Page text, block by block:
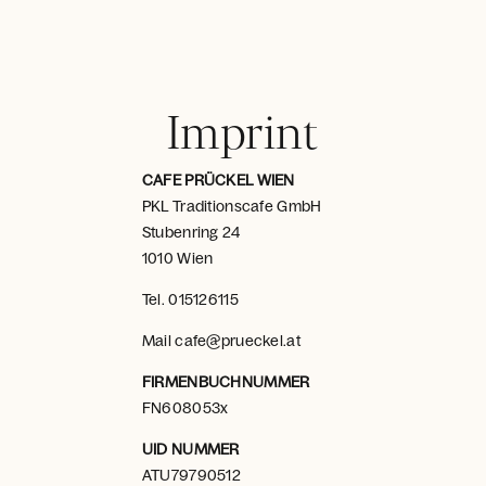
Imprint
CAFE PRÜCKEL WIEN
PKL Traditionscafe GmbH
Stubenring 24
1010 Wien
Tel.015126115
Mailcafe@prueckel.at
FIRMENBUCHNUMMER
FN608053x
UID NUMMER
ATU79790512